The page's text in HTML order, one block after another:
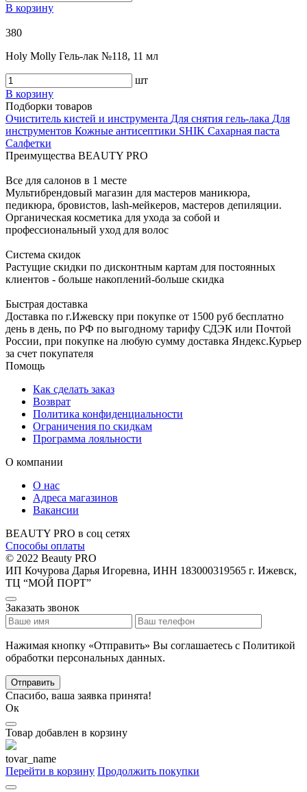
В корзину
380
Holy Molly Гель-лак №118, 11 мл
шт
В корзину
Подборки товаров
Очиститель кистей и инструмента Для снятия гель-лака Для
инструментов Кожные антисептики SHIK Сахарная паста
Салфетки
Преимущества BEAUTY PRO
Все для салонов в 1 месте
Мультибрендовый магазин для мастеров маникюра,
педикюра, бровистов, lash-мейкеров, мастеров депиляции.
Органическая косметика для ухода за собой и
профессиональный уход для волос
Система скидок
Растущие скидки по дисконтным картам для постоянных
клиентов - больше накоплений-больше скидка
Быстрая доставка
Доставка по г.Ижевску при покупке от 1500 руб бесплатно
день в день, по РФ по выгодному тарифу СДЭК или Почтой
России, при покупке на любую сумму доставка Яндекс.Курьер
за счет покупателя
Помощь
Как сделать заказ
Возврат
Политика конфиденциальности
Ограничения по скидкам
Программа лояльности
О компании
О нас
Адреса магазинов
Вакансии
BEAUTY PRO в соц сетях
Способы оплаты
© 2022 Beauty PRO
ИП Кочурова Дарья Игоревна, ИНН 183000319565 г. Ижевск,
ТЦ “МОЙ ПОРТ”
Заказать звонок
Нажимая кнопку «Отправить» Вы соглашаетесь с Политикой
обработки персональных данных.
Отправить
Спасибо, ваша заявка принята!
Ок
Товар добавлен в корзину
tovar_name
Перейти в корзину Продолжить покупки